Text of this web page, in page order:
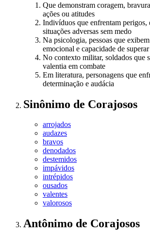
Que demonstram coragem,
ações ou atitudes
Indivíduos que enfrentam perigos,
situações adversas sem medo
Na psicologia, pessoas que
emocional e capacidade de
No contexto militar, soldados que
valentia em combate
Em literatura, personagens que
determinação e audácia
Sinônimo de Corajosos
arrojados
audazes
bravos
denodados
destemidos
impávidos
intrépidos
ousados
valentes
valorosos
Antônimo de Corajosos